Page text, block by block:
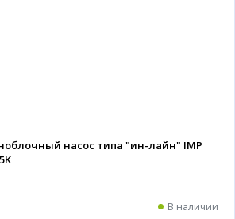
насос типа "ин-лайн" IMP
В наличии